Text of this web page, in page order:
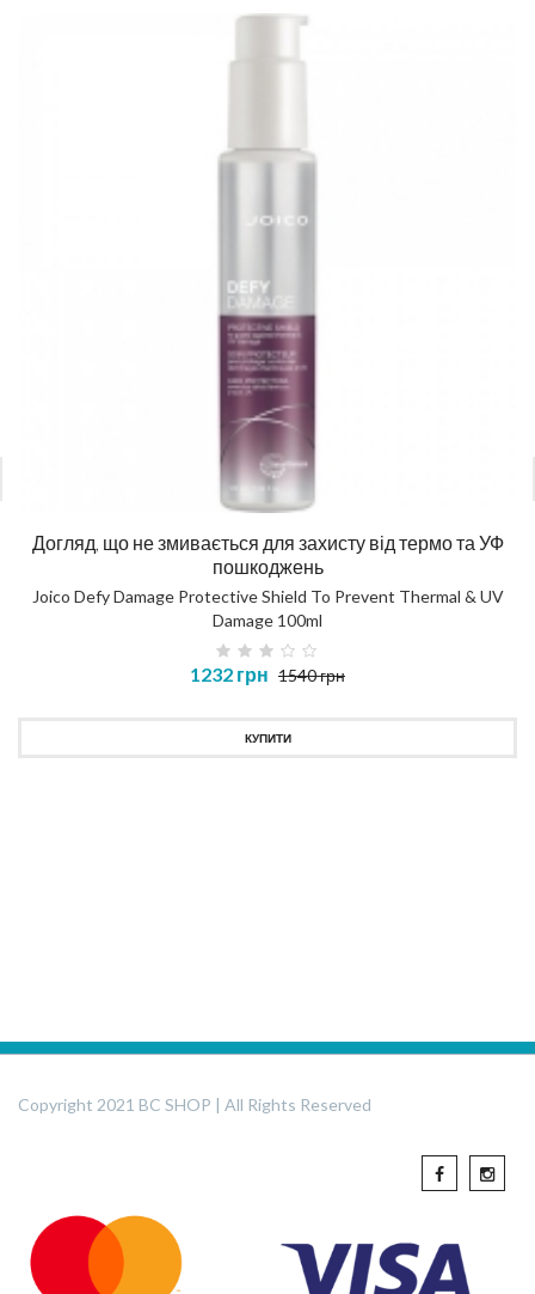
Догляд, що не змивається для захисту від термо та УФ
пошкоджень
Joico Defy Damage Protective Shield To Prevent Thermal & UV
Damage 100ml
1232 грн 1540 грн
КУПИТИ
Copyright 2021 BC SHOP | All Rights Reserved